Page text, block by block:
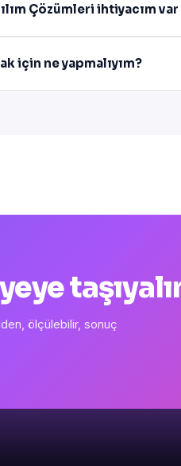
Çözümleri ihtiyacım var
için ne yapmalıyım?
ölçülebilir, sonuç